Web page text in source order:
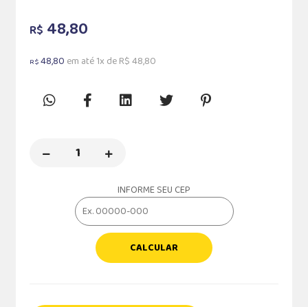
R$ 48,80
R$48,80 em até 1x de R$ 48,80
INFORME SEU CEP
CALCULAR